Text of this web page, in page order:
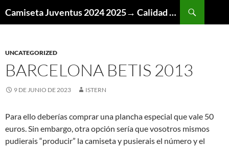
Camiseta Juventus 2024 2025→ Calidad Thai AAA
UNCATEGORIZED
BARCELONA BETIS 2013
9 DE JUNIO DE 2023 ISTERN
Para ello deberías comprar una plancha especial que vale 50
euros. Sin embargo, otra opción sería que vosotros mismos
pudierais “producir” la camiseta y pusierais el número y el